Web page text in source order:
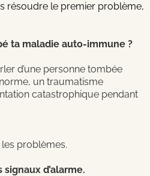
résoudre le premier problème,
ta maladie auto-immune ?
d’une personne tombée
un traumatisme
catastrophique pendant
problèmes.
d’alarme.